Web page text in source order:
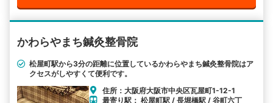
かわらやまち鍼灸整骨院
松屋町駅から3分の距離に位置しているかわらやまち鍼灸整骨院はア
クセスがしやすくて便利です。
住所：大阪府大阪市中央区瓦屋町1-12-1
最寄り駅： 松屋町駅 / 長堀橋駅 / 谷町六丁